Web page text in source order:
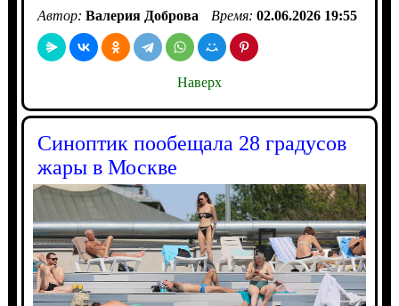
Автор: Валерия Доброва Время: 02.06.2026 19:55
Наверх
Синоптик пообещала 28 градусов
жары в Москве